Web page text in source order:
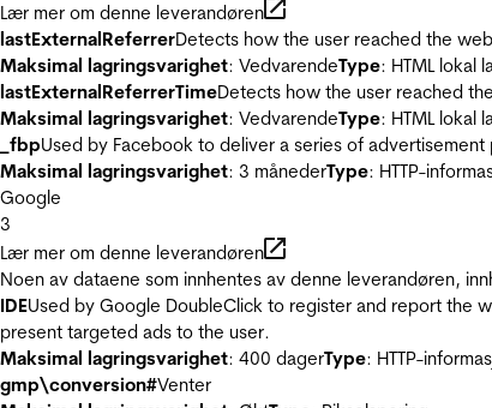
Lær mer om denne leverandøren
lastExternalReferrerDetects how the user reached the
Maksimal lagringsvarighet: VedvarendeType: HTML lokal
lastExternalReferrerTimeDetects how the user reached
Maksimal lagringsvarighet: VedvarendeType: HTML lokal
_fbpUsed by Facebook to deliver a series of
Maksimal lagringsvarighet: 3 månederType: HTTP-
Google
3
Lær mer om denne leverandøren
Noen av dataene som innhentes av denne leverandøren,
IDEUsed by Google DoubleClick to register and report the
present targeted ads to the user.
Maksimal lagringsvarighet: 400 dagerType: HTTP-
gmp\conversion#Venter